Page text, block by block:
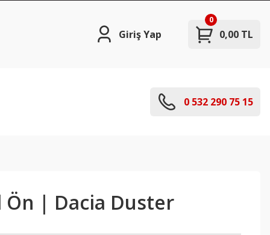
Giriş Yap 0,00 TL
0
0 532 290 75 15
Ön | Dacia Duster